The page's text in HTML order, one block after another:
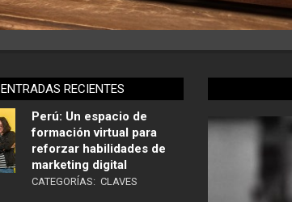
ENTRADAS RECIENTES
Perú: Un espacio de
formación virtual para
reforzar habilidades de
marketing digital
CATEGORÍAS: CLAVES